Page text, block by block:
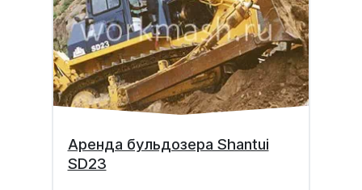
Аренда бульдозера Shantui
SD23